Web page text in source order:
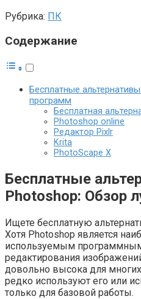
Рубрика: ПК
Содержание
Бесплатные
программ
Бесплатная
Photoshop online
Редактор Pixlr
Krita
PhotoScape X
Бесплатные
Photoshop: Обзор
Ищете бесплатную
Хотя Photoshop является
используемым
редактирования
довольно высока для
редко используют его или
только для базовой работы.